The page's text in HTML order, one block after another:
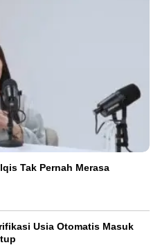
Tak Pernah Merasa
Usia Otomatis Masuk